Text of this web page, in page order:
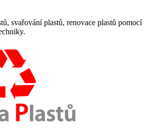
svařování plastů, renovace plastů pomocí